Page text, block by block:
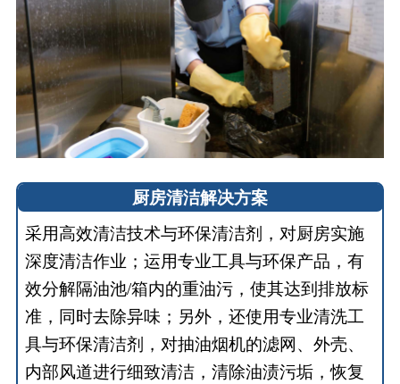
厨房清洁解决方案
采用高效清洁技术与环保清洁剂，对厨房实施
深度清洁作业；运用专业工具与环保产品，有
效分解隔油池/箱内的重油污，使其达到排放标
准，同时去除异味；另外，还使用专业清洗工
具与环保清洁剂，对抽油烟机的滤网、外壳、
内部风道进行细致清洁，清除油渍污垢，恢复